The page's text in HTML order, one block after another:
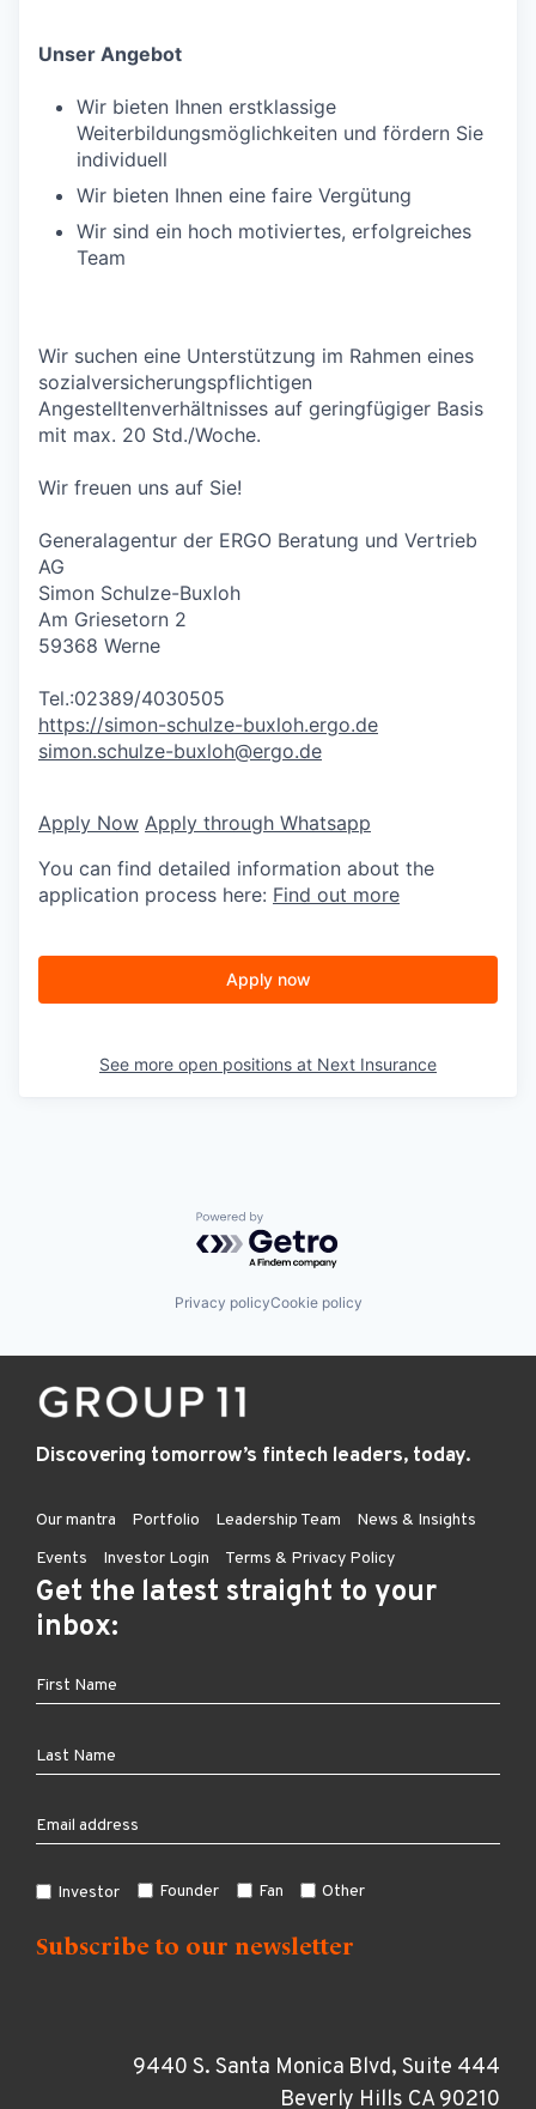
Unser Angebot
Wir bieten Ihnen erstklassige
Weiterbildungsmöglichkeiten und fördern Sie
individuell
Wir bieten Ihnen eine faire Vergütung
Wir sind ein hoch motiviertes, erfolgreiches
Team
Wir suchen eine Unterstützung im Rahmen eines
sozialversicherungspflichtigen
Angestelltenverhältnisses auf geringfügiger Basis
mit max. 20 Std./Woche.
Wir freuen uns auf Sie!
Generalagentur der ERGO Beratung und Vertrieb
AG
Simon Schulze-Buxloh
Am Griesetorn 2
59368 Werne
Tel.:02389/4030505
https://simon-schulze-buxloh.ergo.de
simon.schulze-buxloh@ergo.de
Apply Now Apply through Whatsapp
You can find detailed information about the
application process here: Find out more
Apply now
See more open positions at Next Insurance
Powered by Getro.com
Privacy policyCookie policy
Discovering tomorrow’s fintech leaders, today.
Our mantra Portfolio Leadership Team
News & Insights
Events
Investor Login Terms & Privacy Policy
Get the latest straight to your
inbox:
Investor Founder Fan Other
9440 S. Santa Monica Blvd, Suite 444
Beverly Hills CA 90210